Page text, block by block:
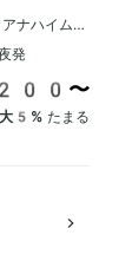
ナハイム
発
〜
5% たまる